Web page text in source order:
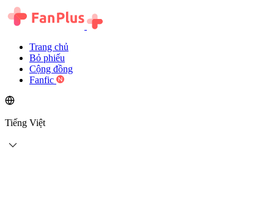
Trang chủ
Bỏ phiếu
Cộng đồng
Fanfic
Tiếng Việt